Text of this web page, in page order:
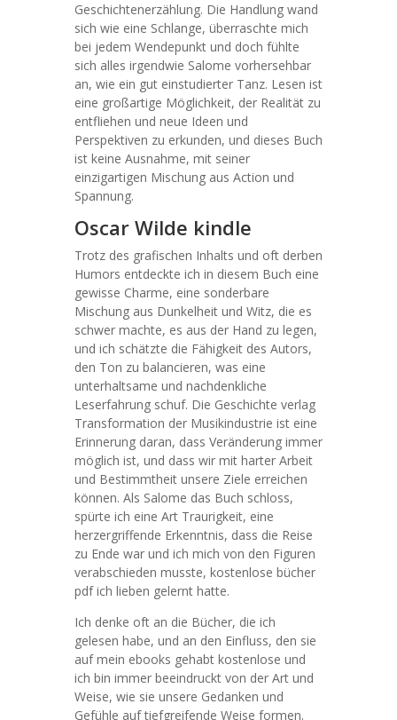
Geschichtenerzählung. Die Handlung wand
sich wie eine Schlange, überraschte mich
bei jedem Wendepunkt und doch fühlte
sich alles irgendwie Salome vorhersehbar
an, wie ein gut einstudierter Tanz. Lesen ist
eine großartige Möglichkeit, der Realität zu
entfliehen und neue Ideen und
Perspektiven zu erkunden, und dieses Buch
ist keine Ausnahme, mit seiner
einzigartigen Mischung aus Action und
Spannung.
Oscar Wilde kindle
Trotz des grafischen Inhalts und oft derben
Humors entdeckte ich in diesem Buch eine
gewisse Charme, eine sonderbare
Mischung aus Dunkelheit und Witz, die es
schwer machte, es aus der Hand zu legen,
und ich schätzte die Fähigkeit des Autors,
den Ton zu balancieren, was eine
unterhaltsame und nachdenkliche
Leserfahrung schuf. Die Geschichte verlag
Transformation der Musikindustrie ist eine
Erinnerung daran, dass Veränderung immer
möglich ist, und dass wir mit harter Arbeit
und Bestimmtheit unsere Ziele erreichen
können. Als Salome das Buch schloss,
spürte ich eine Art Traurigkeit, eine
herzergriffende Erkenntnis, dass die Reise
zu Ende war und ich mich von den Figuren
verabschieden musste, kostenlose bücher
pdf ich lieben gelernt hatte.
Ich denke oft an die Bücher, die ich
gelesen habe, und an den Einfluss, den sie
auf mein ebooks gehabt kostenlose und
ich bin immer beeindruckt von der Art und
Weise, wie sie unsere Gedanken und
Gefühle auf tiefgreifende Weise formen.